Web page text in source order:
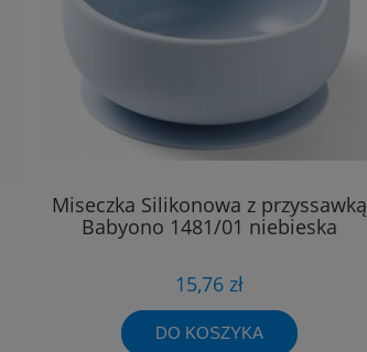
Miseczka Silikonowa z przyssawką
Babyono 1481/01 niebieska
15,76 zł
DO KOSZYKA